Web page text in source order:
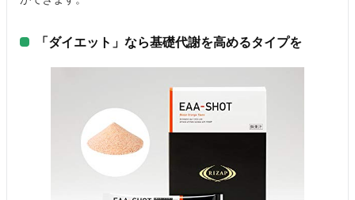
「ダイエット」なら基礎代謝を高めるタイプを